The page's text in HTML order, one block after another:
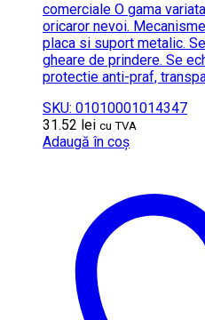
comerciale O gama
oricaror nevoi.
placa si suport metalic.
gheare de prindere. Se
protectie anti-praf,
SKU: 01010001014347
31.52 lei cu TVA
Adaugă în coș